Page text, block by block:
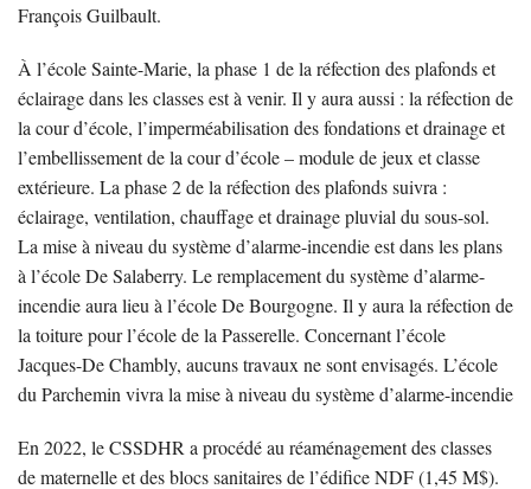
François Guilbault.
À l’école Sainte-Marie, la phase 1 de la réfection des plafonds et
éclairage dans les classes est à venir. Il y aura aussi : la réfection de
la cour d’école, l’imperméabilisation des fondations et drainage et
l’embellissement de la cour d’école – module de jeux et classe
extérieure. La phase 2 de la réfection des plafonds suivra :
éclairage, ventilation, chauffage et drainage pluvial du sous-sol.
La mise à niveau du système d’alarme-incendie est dans les plans
à l’école De Salaberry. Le remplacement du système d’alarme-
incendie aura lieu à l’école De Bourgogne. Il y aura la réfection de
la toiture pour l’école de la Passerelle. Concernant l’école
Jacques-De Chambly, aucuns travaux ne sont envisagés. L’école
du Parchemin vivra la mise à niveau du système d’alarme-incendie
En 2022, le CSSDHR a procédé au réaménagement des classes
de maternelle et des blocs sanitaires de l’édifice NDF (1,45 M$).